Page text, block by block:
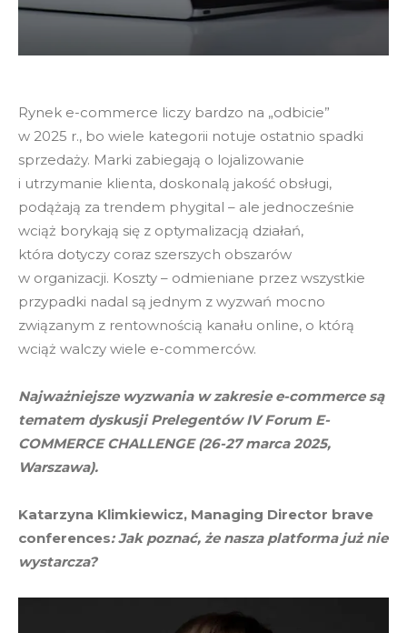
Rynek e-commerce liczy bardzo na „odbicie”
w 2025 r., bo wiele kategorii notuje ostatnio spadki
sprzedaży. Marki zabiegają o lojalizowanie
i utrzymanie klienta, doskonalą jakość obsługi,
podążają za trendem phygital – ale jednocześnie
wciąż borykają się z optymalizacją działań,
która dotyczy coraz szerszych obszarów
w organizacji. Koszty – odmieniane przez wszystkie
przypadki nadal są jednym z wyzwań mocno
związanym z rentownością kanału online, o którą
wciąż walczy wiele e-commerców.
Najważniejsze wyzwania w zakresie e-commerce są
tematem dyskusji Prelegentów IV Forum E-
COMMERCE CHALLENGE (26-27 marca 2025,
Warszawa).
Katarzyna Klimkiewicz, Managing Director brave
conferences: Jak poznać, że nasza platforma już nie
wystarcza?